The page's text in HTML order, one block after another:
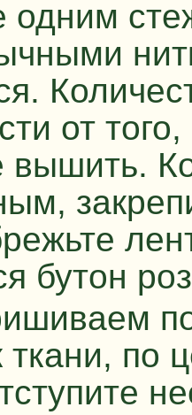
одним
от
вышить.
бутон
ткани, по